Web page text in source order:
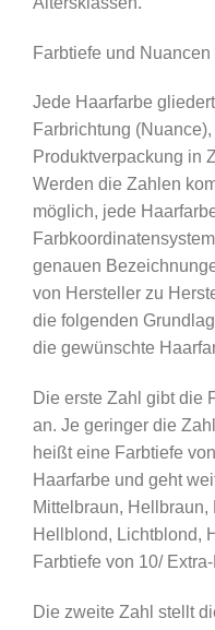
Farbtiefe und Nuancen
Jede Haarfarbe
Farbrichtung
Produktverpackung in
Werden die Zahlen
möglich, jede
genauen
von Hersteller zu
die folgenden
die gewünschte
Die erste Zahl gibt die
an. Je geringer die
heißt eine Farbtiefe
Haarfarbe und geht
Mittelbraun,
Hellblond, Lichtblond,
Farbtiefe von 10/
Die zweite Zahl stellt